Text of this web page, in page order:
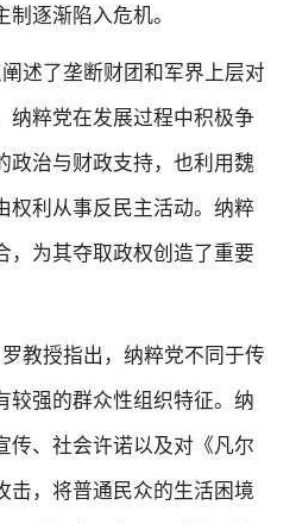
逐渐陷入危机。
述了垄断财团和军界上层对
纳粹党在发展过程中积极争
政治与财政支持，也利用魏
权利从事反民主活动。纳粹
，为其夺取政权创造了重要
教授指出，纳粹党不同于传
较强的群众性组织特征。纳
传、社会许诺以及对《凡尔
击，将普通民众的生活困境